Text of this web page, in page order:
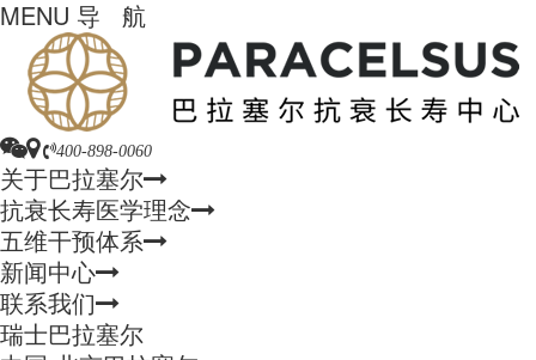
MENU 导 航
400-898-0060
关于巴拉塞尔
抗衰长寿医学理念
五维干预体系
新闻中心
联系我们
瑞士巴拉塞尔